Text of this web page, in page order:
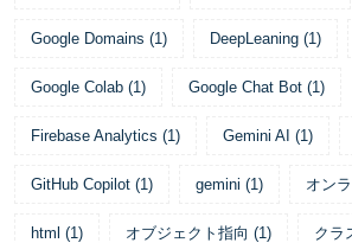
Google Domains (1) DeepLeaning (1)
Google Colab (1) Google Chat Bot (1)
Firebase Analytics (1) Gemini AI (1)
GitHub Copilot (1) gemini (1) オン
html (1) オブジェクト指向 (1) クラ